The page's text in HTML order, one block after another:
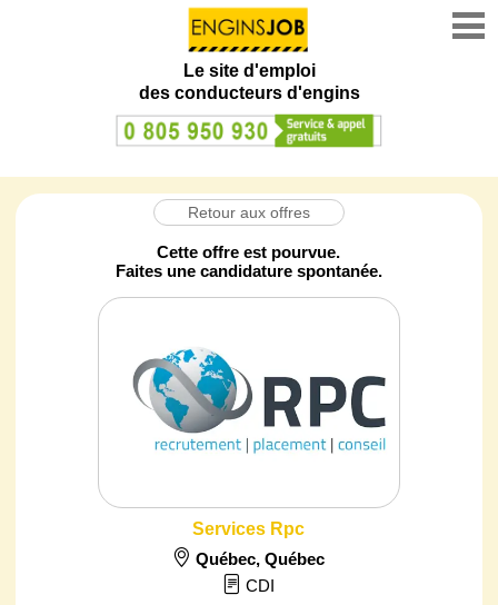
Le site d'emploi
des conducteurs d'engins
Retour aux offres
Cette offre est pourvue.
Faites une candidature spontanée.
Services Rpc
Québec,Québec
CDI